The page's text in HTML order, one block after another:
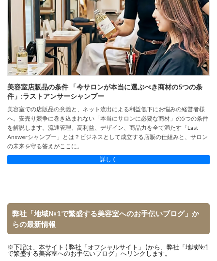
美容室店販品の条件 「今サロンが本当に選ぶべき商材の5つの条
件」:ラストアンサーシャンプー
美容室での店販品の意義と、ネット流出による利益低下にお悩みの経営者様
へ。安売り競争に巻き込まれない「本当にサロンに必要な商材」の5つの条件
を解説します。流通管理、高利益、デザイン、商品力を全て満たす「Last
Answerシャンプー」とは？ビジネスとして成立する店販の仕組みと、サロン
の未来を守る答えがここに。
詳しく
弊社「地域№1で繁盛する美容室へのお手伝いブログ」か
らの最新情報
※下記は、本サイト ( 弊社「オフシャルサイト」 )から、弊社「地域№1
で繁盛する美容室へのお手伝いブログ」へリンクします。